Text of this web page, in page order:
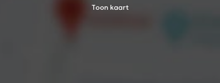
Toon kaart